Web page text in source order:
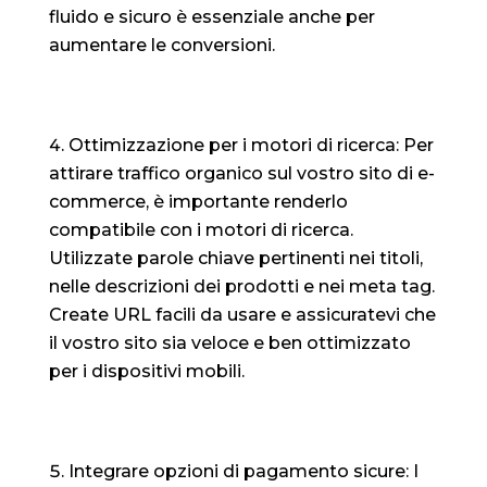
fluido e sicuro è essenziale anche per
aumentare le conversioni.
Ottimizzazione per i motori di ricerca: Per
attirare traffico organico sul vostro sito di e-
commerce, è importante renderlo
compatibile con i motori di ricerca.
Utilizzate parole chiave pertinenti nei titoli,
nelle descrizioni dei prodotti e nei meta tag.
Create URL facili da usare e assicuratevi che
il vostro sito sia veloce e ben ottimizzato
per i dispositivi mobili.
Integrare opzioni di pagamento sicure: I